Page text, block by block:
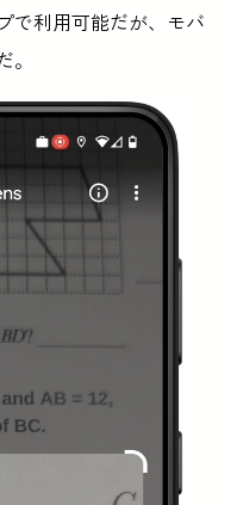
で利用可能だが、モバ